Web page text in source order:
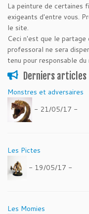
La peinture de certaines
exigeants d'entre vous.
le site.
Ceci n'est que le partage
professoral ne sera
tenu pour responsable
Derniers articles
Monstres et adversaires
- 21/05/17 -
Les Pictes
- 19/05/17 -
Les Momies